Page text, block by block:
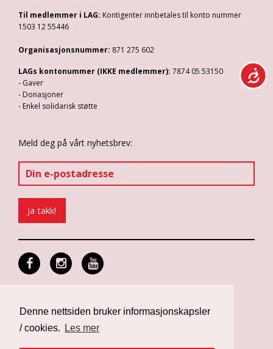
Denne nettsiden bruker informasjonskapsler
/ cookies.
Les mer
Til medlemmer i LAG: Kontigenter innbetales til konto nummer
1503 12 55446
Organisasjonsnummer: 871 275 602
LAGs kontonummer (IKKE medlemmer): 7874 05 53150
- Gaver
- Donasjoner
- Enkel solidarisk støtte
Meld deg på vårt nyhetsbrev:
Design: Differ Media
Web: Noop